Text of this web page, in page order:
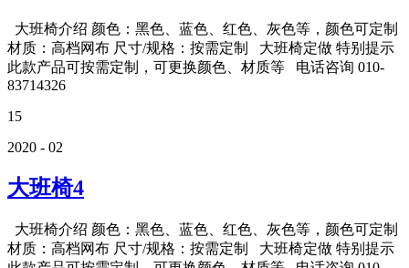
大班椅介绍 颜色：黑色、蓝色、红色、灰色等，颜色可定制
材质：高档网布 尺寸/规格：按需定制 大班椅定做 特别提示
此款产品可按需定制，可更换颜色、材质等 电话咨询 010-
83714326
15
2020 - 02
大班椅4
大班椅介绍 颜色：黑色、蓝色、红色、灰色等，颜色可定制
材质：高档网布 尺寸/规格：按需定制 大班椅定做 特别提示